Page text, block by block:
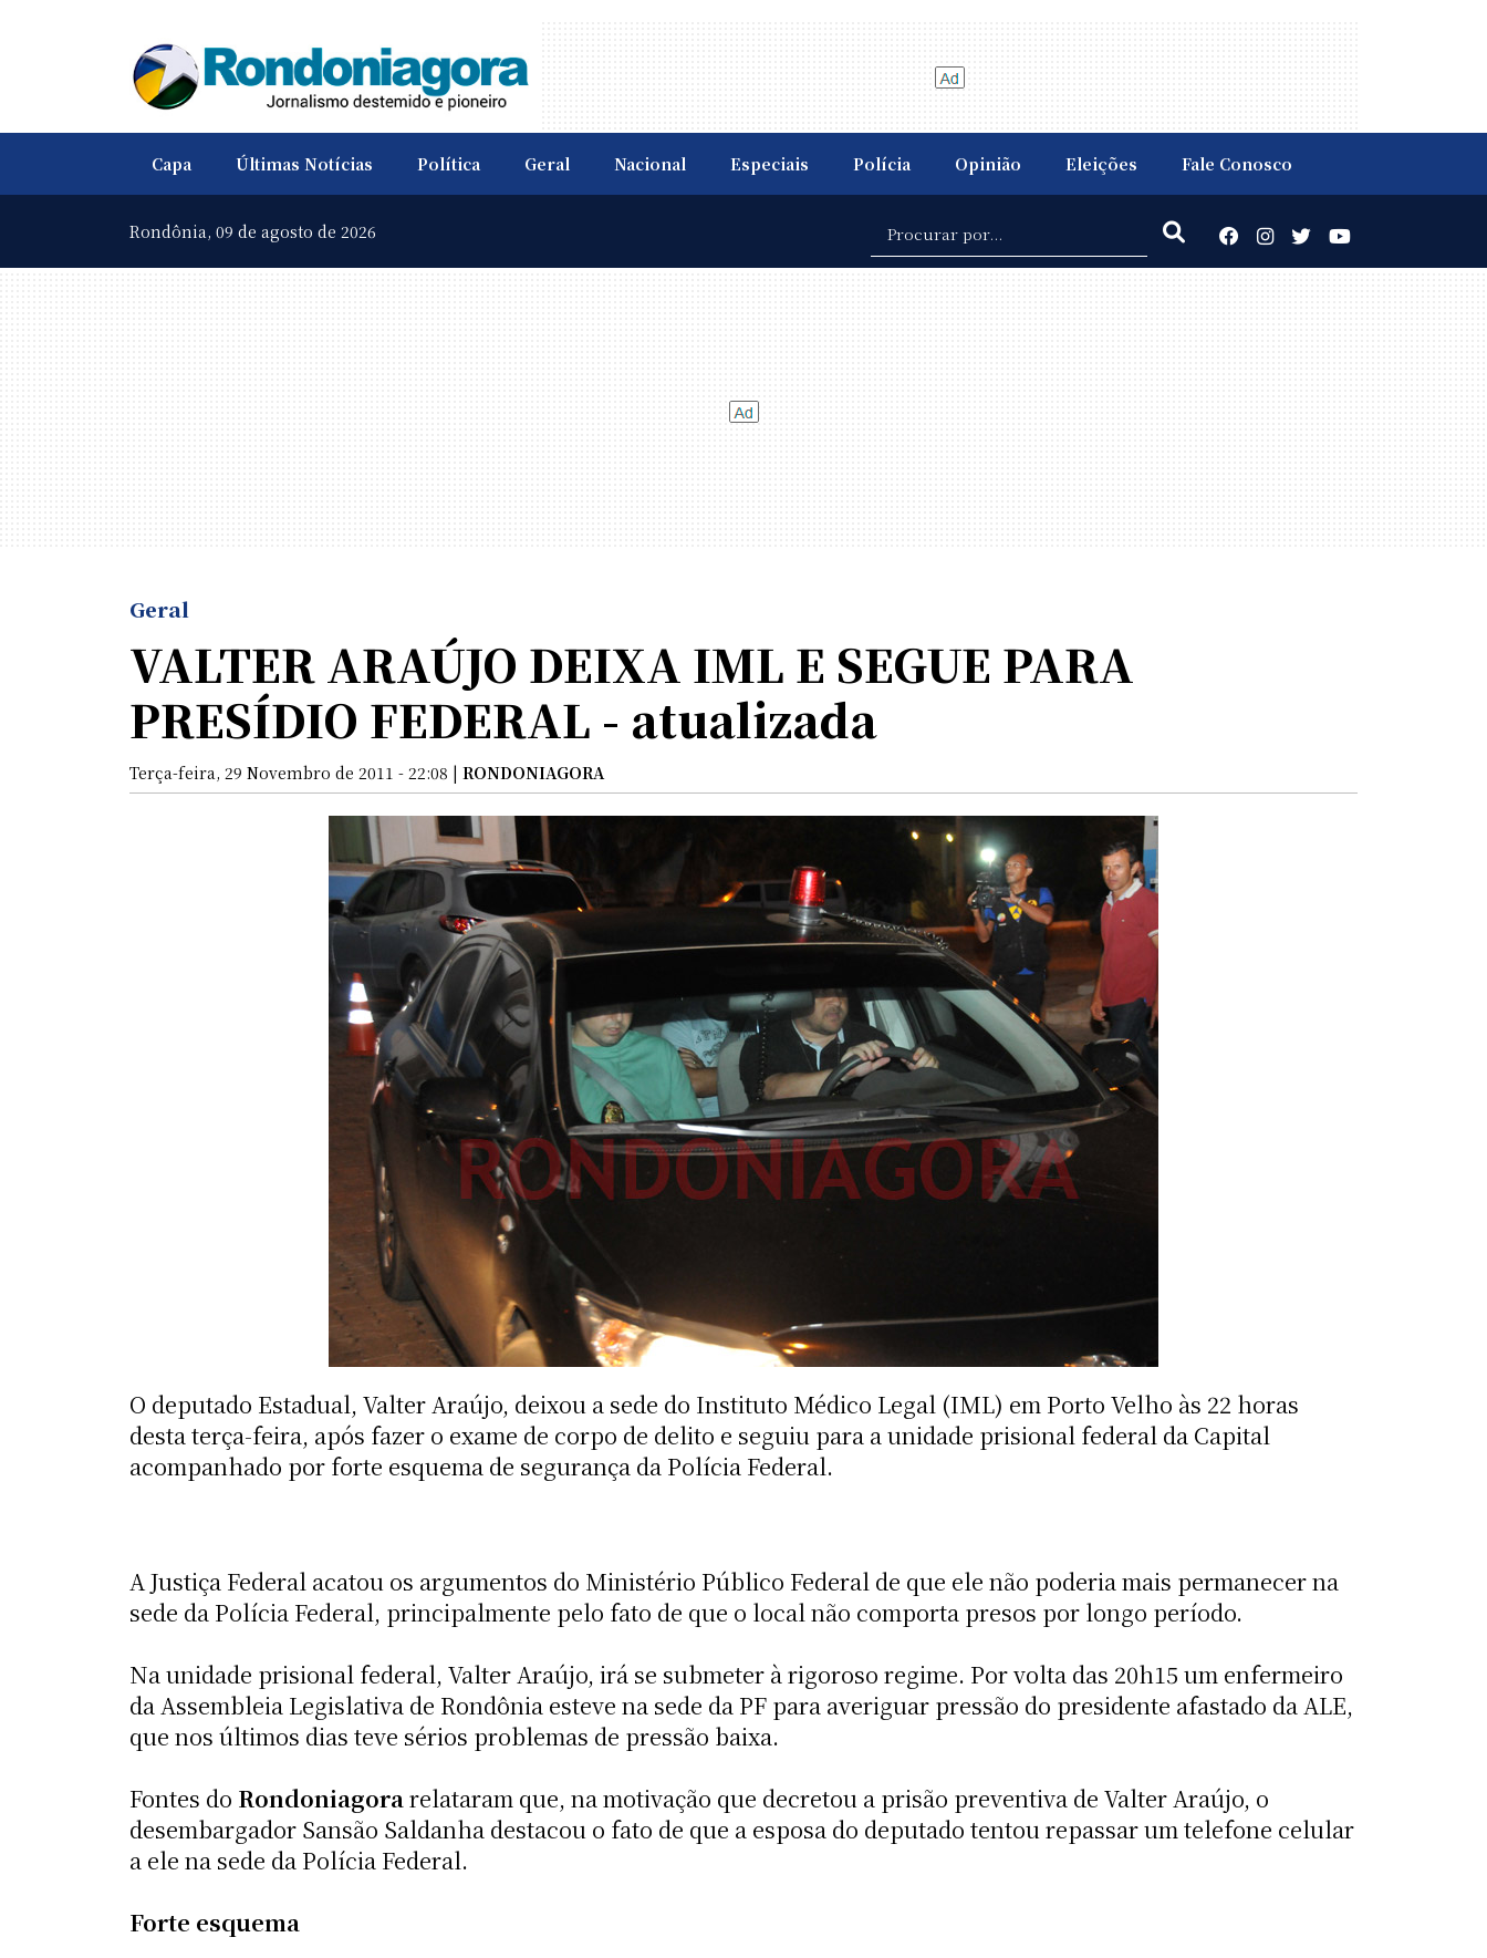
Capa Últimas Notícias Política Geral Nacional Especiais Polícia Opinião Eleições Fale Conosco
Rondônia, 09 de agosto de 2026
Geral
VALTER ARAÚJO DEIXA IML E SEGUE PARA
PRESÍDIO FEDERAL - atualizada
Terça-feira, 29 Novembro de 2011 - 22:08 | RONDONIAGORA
O deputado Estadual, Valter Araújo, deixou a sede do Instituto Médico Legal (IML) em Porto Velho às 22 horas
desta terça-feira, após fazer o exame de corpo de delito e seguiu para a unidade prisional federal da Capital
acompanhado por forte esquema de segurança da Polícia Federal.
A Justiça Federal acatou os argumentos do Ministério Público Federal de que ele não poderia mais permanecer na
sede da Polícia Federal, principalmente pelo fato de que o local não comporta presos por longo período.
Na unidade prisional federal, Valter Araújo, irá se submeter à rigoroso regime. Por volta das 20h15 um enfermeiro
da Assembleia Legislativa de Rondônia esteve na sede da PF para averiguar pressão do presidente afastado da ALE,
que nos últimos dias teve sérios problemas de pressão baixa.
Fontes do Rondoniagorarelataram que, na motivação que decretou a prisão preventiva de Valter Araújo, o
desembargador Sansão Saldanha destacou o fato de que a esposa do deputado tentou repassar um telefone celular
a ele na sede da Polícia Federal.
Forte esquema